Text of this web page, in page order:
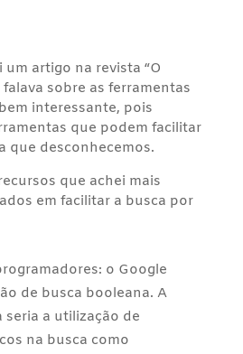
artigo na revista “O
sobre as ferramentas
interessante, pois
que podem facilitar
que desconhecemos.
que achei mais
em facilitar a busca por
o Google
de busca booleana. A
seria a utilização de
na busca como